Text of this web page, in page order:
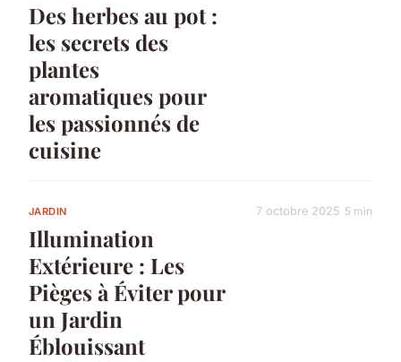
Des herbes au pot :
les secrets des
plantes
aromatiques pour
les passionnés de
cuisine
JARDIN
Illumination
Extérieure : Les
Pièges à Éviter pour
un Jardin
Éblouissant
7 octobre 2025 5 min